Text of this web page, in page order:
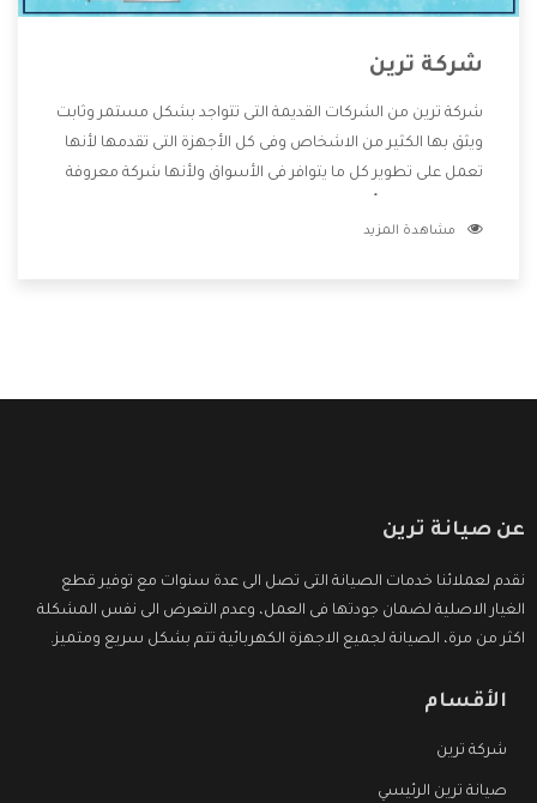
شركة ترين
شركة ترين من الشركات القديمة التى تتواجد بشكل مستمر وثابت
ويثق بها الكثير من الاشخاص وفى كل الأجهزة التى تقدمها لأنها
تعمل على تطوير كل ما يتوافر فى الأسواق ولأنها شركة معروفة
للعملاء أقوى العروض والخصومات التى تسهل على المستهلك
مشاهدة المزيد
عن صيانة ترين
نقدم لعملائنا خدمات الصيانة التى تصل الى عدة سنوات مع توفير قطع
الغيار الاصلية لضمان جودتها فى العمل، وعدم التعرض الى نفس المشكلة
اكثر من مرة، الصيانة لجميع الاجهزة الكهربائية تتم بشكل سريع ومتميز.
الأقسام
شركة ترين
صيانة ترين الرئيسي